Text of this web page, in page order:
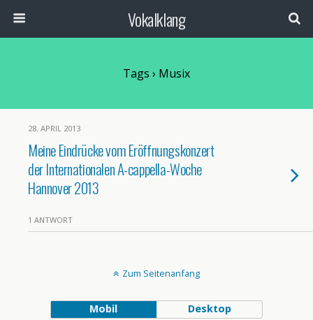
Vokalklang
Tags › Musix
28. APRIL 2013
Meine Eindrücke vom Eröffnungskonzert
der Internationalen A-cappella-Woche
Hannover 2013
1 ANTWORT
Zum Seitenanfang
Mobil Desktop